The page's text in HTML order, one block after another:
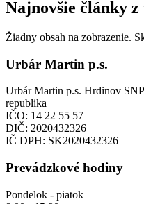
Najnovšie články
Žiadny obsah na zobrazenie.
Urbár Martin p.s.
Urbár Martin p.s. Hrdinov
republika
IČO: 14 22 55 57
DIČ: 2020432326
IČ DPH: SK2020432326
Prevádzkové hodiny
Pondelok - piatok